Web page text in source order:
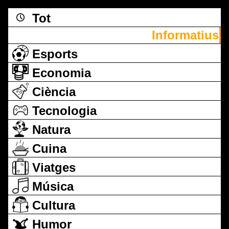
Tot
Informatius
Esports
Economia
Ciència
Tecnologia
Natura
Cuina
Viatges
Música
Cultura
Humor